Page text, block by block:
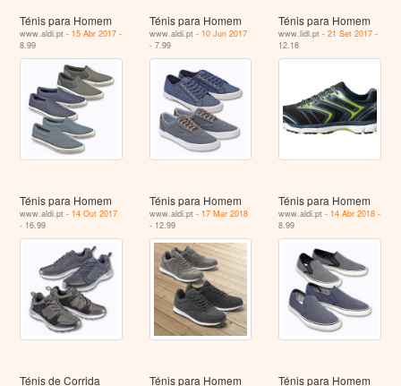
Ténis para Homem
www.aldi.pt - 15 Abr 2017 -
8.99
Ténis para Homem
www.aldi.pt - 10 Jun 2017
- 7.99
Ténis para Homem
www.lidl.pt -21 Set 2017 -
12.18
Ténis para Homem
www.aldi.pt - 14 Out 2017
- 16.99
Ténis para Homem
www.aldi.pt - 17 Mar 2018
- 12.99
Ténis para Homem
www.aldi.pt - 14 Abr 2018 -
8.99
Ténis de Corrida Ténis para Homem Ténis para Homem